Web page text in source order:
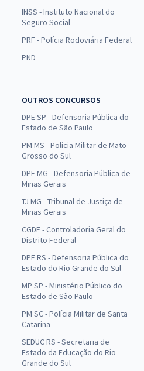
INSS - Instituto Nacional do
Seguro Social
PRF - Polícia Rodoviária Federal
PND
OUTROS CONCURSOS
DPE SP - Defensoria Pública do
Estado de São Paulo
PM MS - Polícia Militar de Mato
Grosso do Sul
DPE MG - Defensoria Pública de
Minas Gerais
TJ MG - Tribunal de Justiça de
Minas Gerais
CGDF - Controladoria Geral do
Distrito Federal
DPE RS - Defensoria Pública do
Estado do Rio Grande do Sul
MP SP - Ministério Público do
Estado de São Paulo
PM SC - Polícia Militar de Santa
Catarina
SEDUC RS - Secretaria de
Estado da Educação do Rio
Grande do Sul